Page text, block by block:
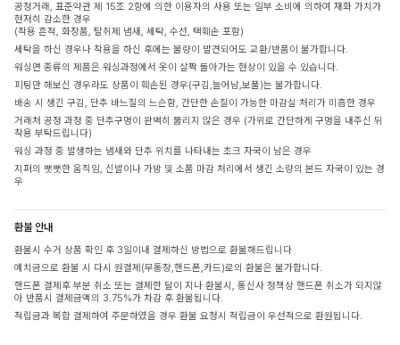
공정거래, 표준약관 제 15조 2항에 의한 이용자의 사용 또는 일부 소비에 의하여 재화 가치가
현저히 감소한 경우
(착용 흔적, 화장품, 탈취제 냄새, 세탁, 수선, 택훼손 포함)
세탁을 하신 경우나 착용을 하신 후에는 불량이 발견되어도 교환/반품이 불가합니다.
워싱면 종류의 제품은 워싱과정에서 옷이 살짝 돌아가는 현상이 있을 수 있습니다.
피팅만 해보신 경우라도 상품이 훼손된 경우(구김,늘어남,보풀)는 불가합니다.
배송 시 생긴 구김, 단추 바느질의 느슨함, 간단한 손질이 가능한 마감실 처리가 미흡한 경우
거래처 공정 과정 중 단추구멍이 완벽히 뚫리지 않은 경우 (가위로 간단하게 구멍을 내주신 뒤
착용 부탁드립니다)
워싱 과정 중 발생하는 냄새와 단추 위치를 나타내는 초크 자국이 남은 경우
지퍼의 뻣뻣한 움직임, 신발이나 가방 및 소품 마감 처리에서 생긴 소량의 본드 자국이 있는 경
우
환불 안내
환불시 수거 상품 확인 후 3일이내 결제하신 방법으로 환불해드립니다
예치금으로 환불 시 다시 원결제(무통장,핸드폰,카드)로의 환불은 불가합니다.
핸드폰 결제후 부분 취소 또는 결제한 달이 지나 환불시, 통신사 정책상 핸드폰 취소가 되지않
아 반품시 결제금액의 3.75%가 차감 후 환불됩니다.
적립금과 복합 결제하여 주문하였을 경우 환불 요청시 적립금이 우선적으로 환원됩니다.